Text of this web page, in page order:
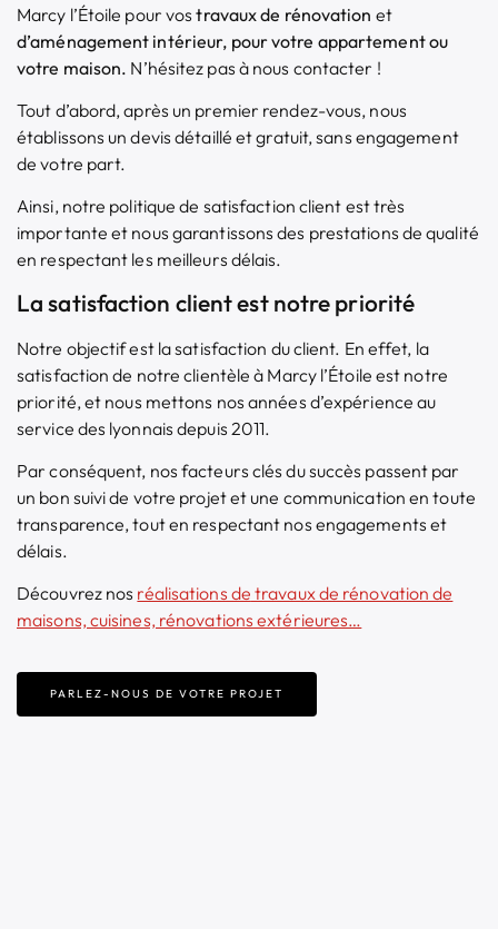
Marcy l’Étoile pour vostravaux de rénovation et
d’aménagement intérieur, pour votre appartement ou
votre maison. N’hésitez pas à nous contacter !
Tout d’abord, après un premier rendez-vous, nous
établissons un devis détaillé et gratuit, sans engagement
de votre part.
Ainsi, notre politique de satisfaction client est très
importante et nous garantissons des prestations de qualité
en respectant les meilleurs délais.
La satisfaction client est notre priorité
Notre objectif est la satisfaction du client. En effet, la
satisfaction de notre clientèle à Marcy l’Étoile est notre
priorité, et nous mettons nos années d’expérience au
service des lyonnais depuis 2011.
Par conséquent, nos facteurs clés du succès passent par
un bon suivi de votre projet et une communication en toute
transparence, tout en respectant nos engagements et
délais.
Découvrez nos réalisations de travaux de rénovation de
maisons, cuisines, rénovations extérieures…
PARLEZ-NOUS DE VOTRE PROJET